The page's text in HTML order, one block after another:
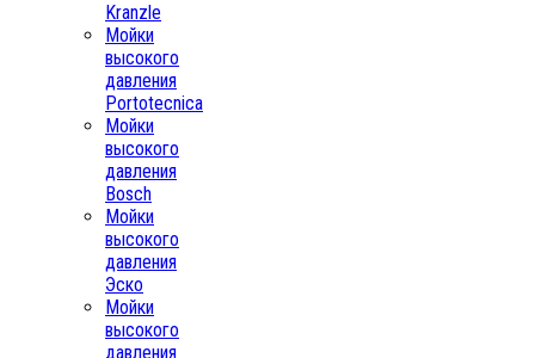
Kranzle
Мойки
высокого
давления
Portotecnica
Мойки
высокого
давления
Bosch
Мойки
высокого
давления
Эско
Мойки
высокого
давления